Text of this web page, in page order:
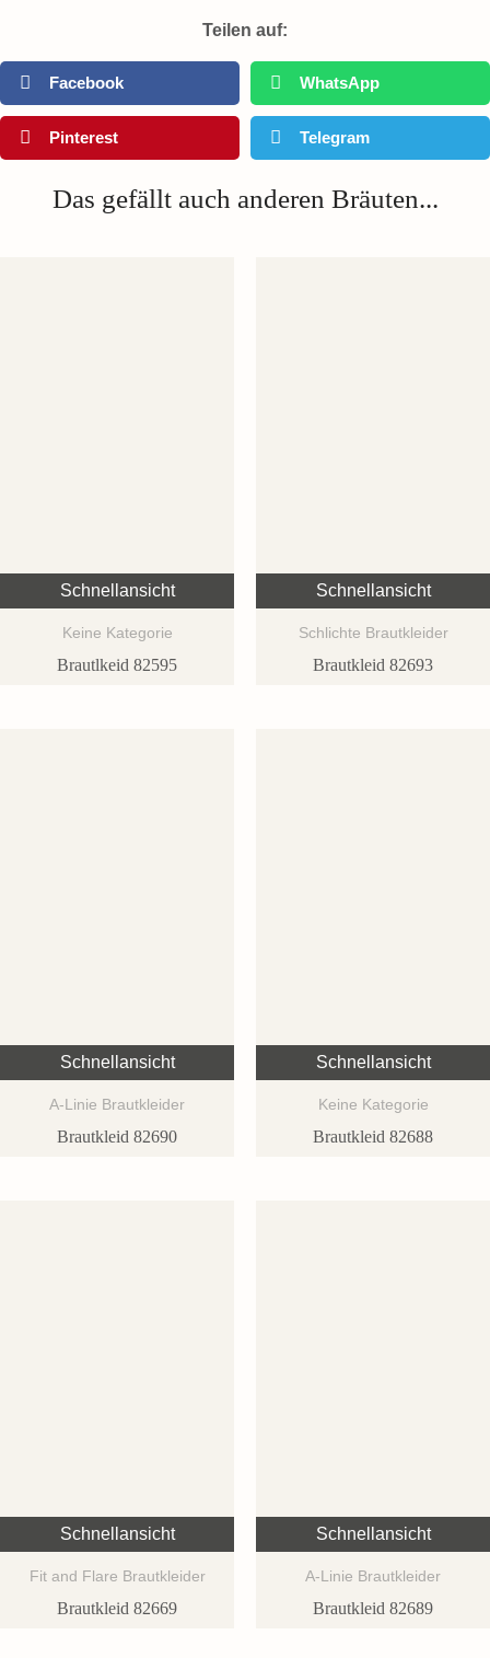
Teilen auf:
Facebook WhatsApp
Pinterest Telegram
Das gefällt auch anderen Bräuten...
Schnellansicht
Keine Kategorie
Brautlkeid 82595
Schnellansicht
Schlichte Brautkleider
Brautkleid 82693
Schnellansicht
A-Linie Brautkleider
Brautkleid 82690
Schnellansicht
Keine Kategorie
Brautkleid 82688
Schnellansicht
Fit and Flare Brautkleider
Brautkleid 82669
Schnellansicht
A-Linie Brautkleider
Brautkleid 82689